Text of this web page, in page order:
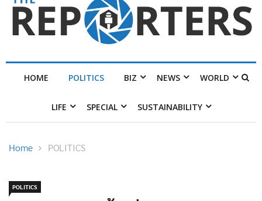
HOME POLITICS BIZ NEWS WORLD
LIFE SPECIAL SUSTAINABILITY
Home POLITICS
POLITICS